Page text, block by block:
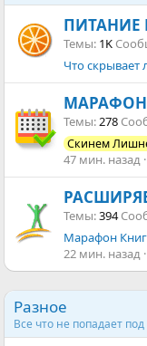
ПИТАНИЕ
Темы 1K
Что скрывает
Темы 278
Скинем
47 мин. назад
Темы 394
Марафон
22 мин. назад
Разное
Все что не попадает